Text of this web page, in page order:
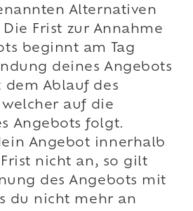
Alternativen
Frist zur Annahme
beginnt am Tag
deines Angebots
Ablauf des
welcher auf die
Angebots folgt.
Angebot innerhalb
nicht an, so gilt
des Angebots mit
du nicht mehr an